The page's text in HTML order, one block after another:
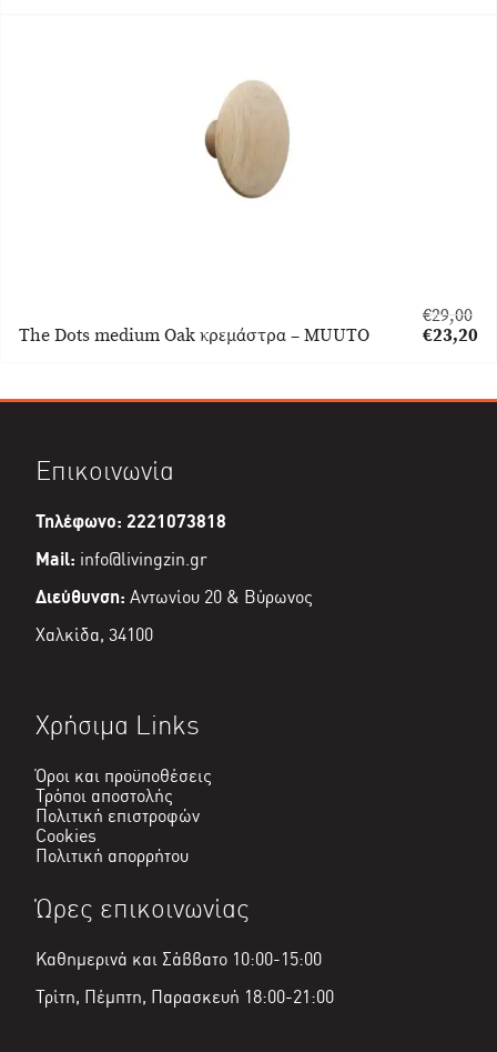
The Dots medium Oak κρεμάστρα – MUUTO
€29,00
Original
€29,00.
€23,20
τιμή
Επικοινωνία
Τηλέφωνο: 2221073818
Mail: info@livingzin.gr
Διεύθυνση: Αντωνίου 20 & Βύρωνος
Χαλκίδα, 34100
Χρήσιμα Links
Όροι και προϋποθέσεις
Τρόποι αποστολής
Πολιτική επιστροφών
Cookies
Πολιτική απορρήτου
Ώρες επικοινωνίας
Καθημερινά και Σάββατο 10:00-15:00
Τρίτη, Πέμπτη, Παρασκευή 18:00-21:00